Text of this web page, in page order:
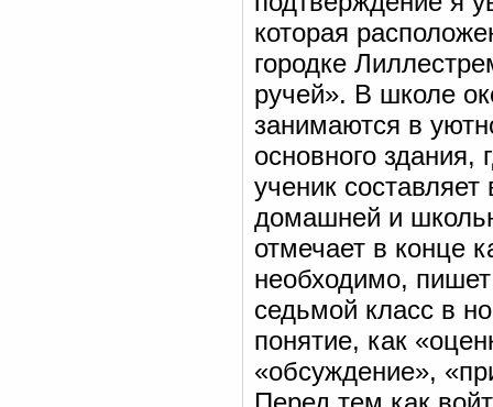
которая
городке
ручей». В школе
занимаются в
основного
ученик
домашней и
отмечает в конце
необходимо,
седьмой класс в
понятие, как
«обсуждение»,